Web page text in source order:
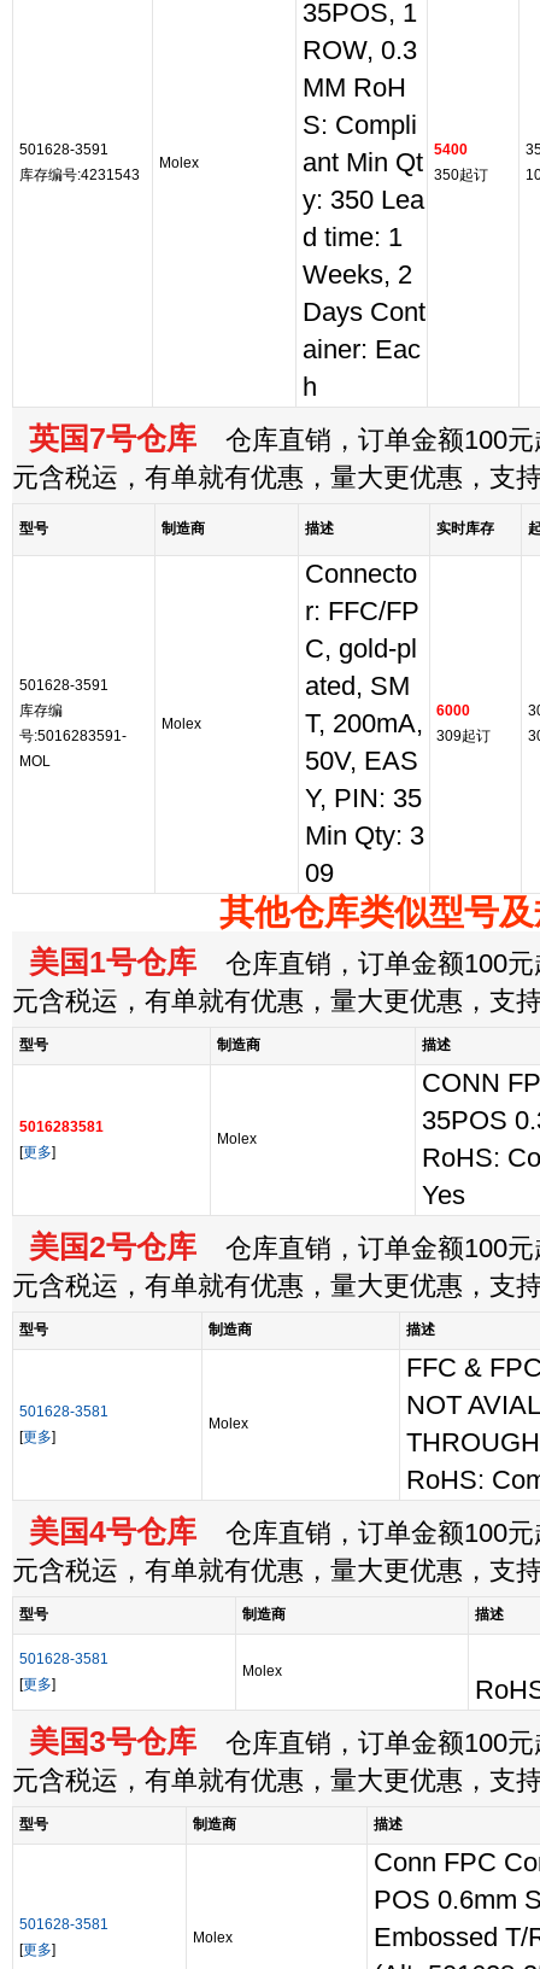
501628-3591
库存编号:4231543
Molex
35POS, 1
ROW, 0.3
MM RoH
S: Compli
ant Min Qt
y: 350 Lea
d time: 1
Weeks, 2
Days Cont
ainer: Eac
h
5400
350起订
英国7号仓库 仓库直销，订单金额100元
元含税运，有单就有优惠，量大更优惠，支
型号 制造商 描述 实时库存
501628-3591
库存编
号:5016283591-
MOL
Molex
Connecto
r: FFC/FP
C, gold-pl
ated, SM
T, 200mA,
50V, EAS
Y, PIN: 35
Min Qty: 3
09
6000
309起订
其他仓库类似型号
美国1号仓库 仓库直销，订单金额100元
元含税运，有单就有优惠，量大更优惠，支
型号 制造商 描述
5016283581
[更多]
Molex
CONN
35POS
RoHS:
Yes
美国2号仓库 仓库直销，订单金额100元
元含税运，有单就有优惠，量大更优惠，支
型号 制造商 描述
501628-3581
[更多]
Molex
FFC &
NOT
THROUGH
RoHS:
美国4号仓库 仓库直销，订单金额100元
元含税运，有单就有优惠，量大更优惠，支
型号 制造商 描述
501628-3581
[更多]
Molex
美国3号仓库 仓库直销，订单金额100元
元含税运，有单就有优惠，量大更优惠，支
型号 制造商 描述
501628-3581
[更多]
Molex
Conn FPC
POS 0.6mm
Embossed T/